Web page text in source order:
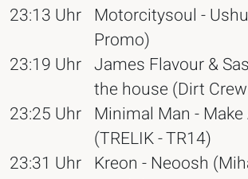
23:13 Uhr Motorcitysoul -
Promo)
23:19 Uhr James Flavour &
the house (Dirt
23:25 Uhr Minimal Man - Make
(TRELIK - TR14)
23:31 Uhr Kreon - Neoosh